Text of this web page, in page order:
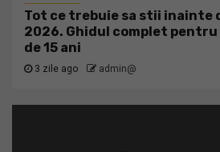
Tot ce trebuie sa stii inainte
2026. Ghidul complet
de 15 ani
3 zile ago admin@